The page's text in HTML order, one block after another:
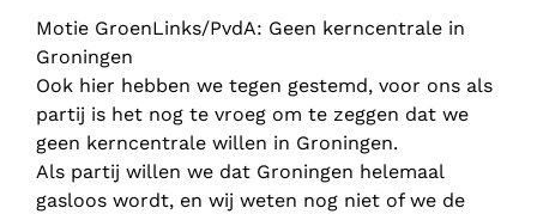
Motie GroenLinks/PvdA: Geen kerncentrale in
Groningen
Ook hier hebben we tegen gestemd, voor ons als
partij is het nog te vroeg om te zeggen dat we
geen kerncentrale willen in Groningen.
Als partij willen we dat Groningen helemaal
gasloos wordt, en wij weten nog niet of we de